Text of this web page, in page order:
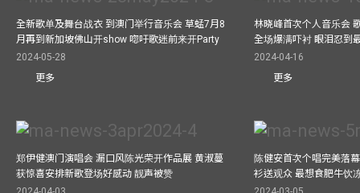
全新歌单及舞台战衣 到澳门举行音乐会 草蜢7月8
月再到新加坡佛山开show 唿吁歌迷前来开Party
2024-05-28
更多
林晓峰首次个人音乐会
全场爆满吓衬 眼泪忍到
2024-04-16
更多
郑伊健澳门演唱会 漏口风陈光荣开作品展 黄淑蔓
获惊喜安排新歌登场好感动 靓声被赞
陈健安首次个唱完美落
衫送观众 最想食肥牛饮